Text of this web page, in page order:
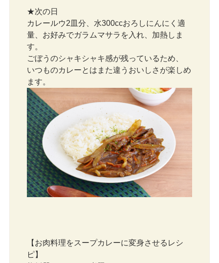
★次の日
カレールウ2皿分、水300ccおろしにんにく適
量、お好みでガラムマサラを入れ、加熱しま
す。
ごぼうのシャキシャキ感が残っているため、
いつものカレーとはまた違うおいしさが楽しめ
ます。
【お肉料理をスープカレーに変身させるレシ
ピ】